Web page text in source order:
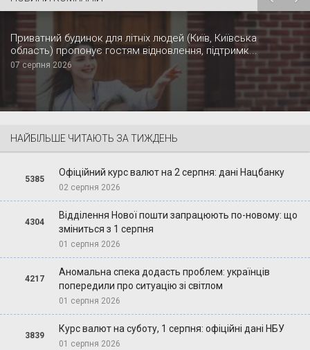
Приватний будинок для літніх людей (Київ, Київська
область) пропонує гостям відновлення, підтримк...
07 серпня 2026
НАЙБІЛЬШЕ ЧИТАЮТЬ ЗА ТИЖДЕНЬ
5385
Офіційний курс валют на 2 серпня: дані Нацбанку
02 серпня 2026
4304
Відділення Нової пошти запрацюють по-новому: що
зміниться з 1 серпня
01 серпня 2026
4217
Аномальна спека додасть проблем: українців
попередили про ситуацію зі світлом
01 серпня 2026
3839
Курс валют на суботу, 1 серпня: офіційні дані НБУ
01 серпня 2026